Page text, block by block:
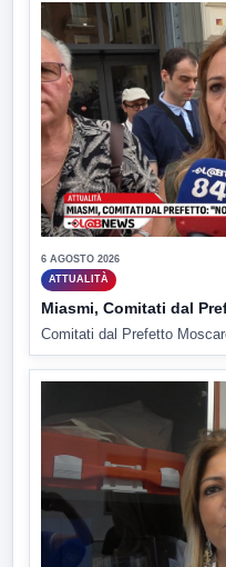
6 AGOSTO 2026
ATTUALITÀ
Miasmi, Comitati dal
Comitati dal Prefetto